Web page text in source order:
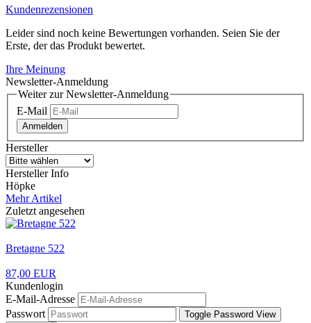
Kundenrezensionen
Leider sind noch keine Bewertungen vorhanden. Seien Sie der
Erste, der das Produkt bewertet.
Ihre Meinung
Newsletter-Anmeldung
Weiter zur Newsletter-Anmeldung
E-Mail
Anmelden
Hersteller
Hersteller Info
Höpke
Mehr Artikel
Zuletzt angesehen
Bretagne 522
87,00 EUR
Kundenlogin
E-Mail-Adresse
Passwort
Toggle Password View